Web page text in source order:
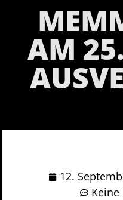
AM
12.